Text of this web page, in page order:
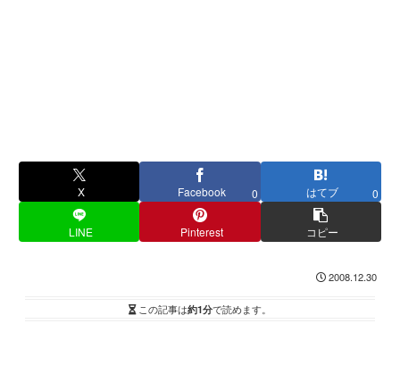
X Facebook 0 はてブ 0
LINE Pinterest コピー
2008.12.30
この記事は約1分で読めます。